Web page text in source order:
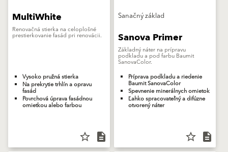
MultiWhite
Renovačná stierka na celoplošné
prestierkovanie fasád pri renovácii.
Vysoko pružná stierka
Na prekrytie trhlín a opravu
fasád
Povrchová úprava fasádnou
omietkou alebo farbou
star_border description
Sanačný základ
Sanova Primer
Základný náter na prípravu
podkladu a pod farbu Baumit
SanovaColor.
Príprava podkladu a riedenie
Baumit SanovaColor
Spevnenie minerálnych omietok
Ľahko spracovateľný a difúzne
otvorený náter
star_border description